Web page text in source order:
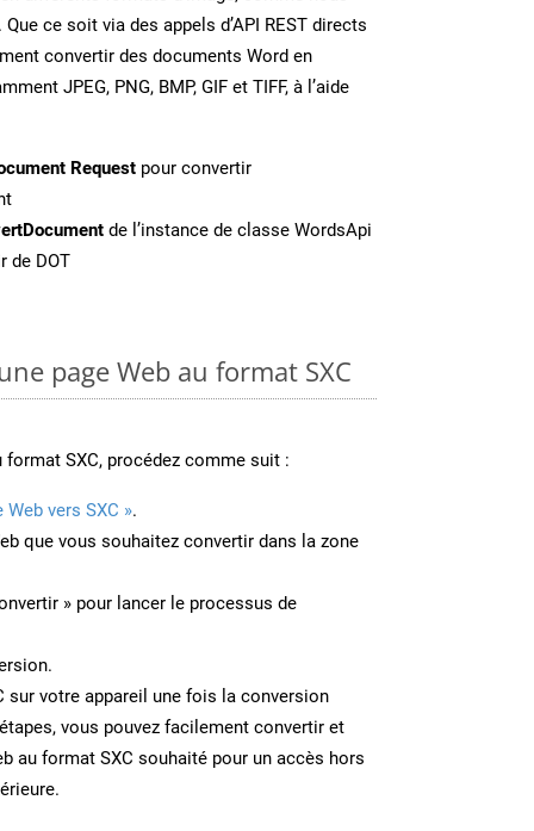
ce soit via des appels d’API REST directs
convertir des documents Word en
JPEG, PNG, BMP, GIF et TIFF, à l’aide
Request pour convertir
de l’instance de classe WordsApi
de DOT
page Web au format SXC
format SXC, procédez comme suit :
Web vers SXC ».
que vous souhaitez convertir dans la zone
» pour lancer le processus de
sur votre appareil une fois la conversion
vous pouvez facilement convertir et
au format SXC souhaité pour un accès hors